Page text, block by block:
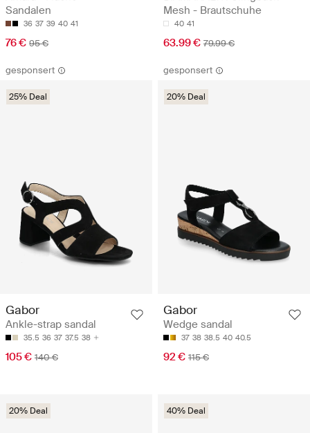
Sandalen
36 37 39 40 41
76 € 95 €
Mesh - Brautschuhe
40 41
63.99 € 79.99 €
gesponsert
25% Deal
Gabor
Ankle-strap sandal
35.5 36 37 37.5 38
105 € 140 €
gesponsert
20% Deal
Gabor
Wedge sandal
37 38 38.5 40 40.5
92 € 115 €
20% Deal 40% Deal